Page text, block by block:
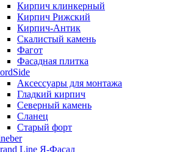
Кирпич клинкерный
Кирпич Рижский
Кирпич-Антик
Скалистый камень
Фагот
Фасадная плитка
Аксессуары для монтажа
Гладкий кирпич
Северный камень
Сланец
Старый форт
Line Я-Фасад